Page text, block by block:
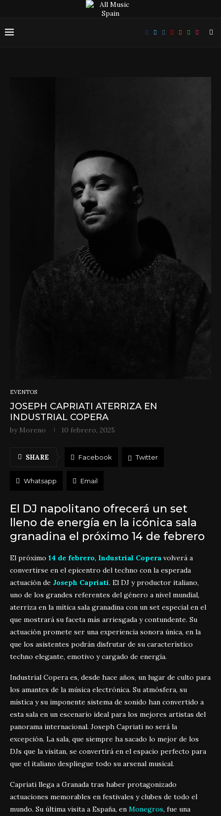
EVENTOS
JOSEPH CAPRIATI ATERRIZA EN
INDUSTRIAL COPERA
by Moreno 10 febrero, 2025
SHARE Facebook Twitter
Whatsapp Email
El DJ napolitano ofrecerá un set
lleno de energía en la icónica sala
granadina el próximo 14 de febrero
El próximo 14 de febrero, Industrial Copera volverá a
convertirse en el epicentro del techno con la esperada
actuación de Joseph Capriati. El DJ y productor italiano,
uno de los grandes referentes del género a nivel mundial,
aterriza en la mítica sala granadina con un set especial en el
que mostrará su faceta más arriesgada y contundente. Su
actuación promete ser una experiencia sonora única, en la
que los asistentes podrán disfrutar de su característico
techno elegante, emotivo y cargado de energía.
Industrial Copera es, desde hace años, un lugar de culto para
los amantes de la música electrónica. Su atmósfera, su
mística y su imponente sistema de sonido han convertido a
esta sala en un escenario ideal para los mejores artistas del
panorama internacional. Joseph Capriati no será la
excepción. La sala, que siempre ha sacado lo mejor de los
DJs que la visitan, se convertirá en el espacio perfecto para
que el italiano despliegue todo su arsenal musical.
Capriati llega a Granada tras haber protagonizado
actuaciones memorables en festivales y clubes de todo el
mundo. Su última visita a España, en Monegros, fue una